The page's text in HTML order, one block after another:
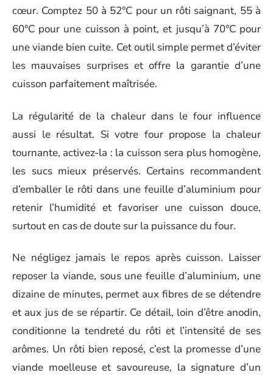
cœur. Comptez 50 à 52°C pour un rôti saignant, 55 à
60°C pour une cuisson à point, et jusqu’à 70°C pour
une viande bien cuite. Cet outil simple permet d’éviter
les mauvaises surprises et offre la garantie d’une
cuisson parfaitement maîtrisée.
La régularité de la chaleur dans le four influence
aussi le résultat. Si votre four propose la chaleur
tournante, activez-la : la cuisson sera plus homogène,
les sucs mieux préservés. Certains recommandent
d’emballer le rôti dans une feuille d’aluminium pour
retenir l’humidité et favoriser une cuisson douce,
surtout en cas de doute sur la puissance du four.
Ne négligez jamais le repos après cuisson. Laisser
reposer la viande, sous une feuille d’aluminium, une
dizaine de minutes, permet aux fibres de se détendre
et aux jus de se répartir. Ce détail, loin d’être anodin,
conditionne la tendreté du rôti et l’intensité de ses
arômes. Un rôti bien reposé, c’est la promesse d’une
viande moelleuse et savoureuse, la signature d’un